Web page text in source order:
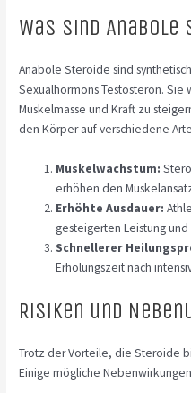
Was sind Anabole
Anabole Steroide sind
Sexualhormons Testosteron.
Muskelmasse und Kraft zu
den Körper auf verschiedene
Muskelwachstum:
erhöhen den
Erhöhte Ausdauer:
gesteigerten Leistung und
Schnellerer
Erholungszeit nach
Risiken und
Trotz der Vorteile, die Steroide
Einige mögliche